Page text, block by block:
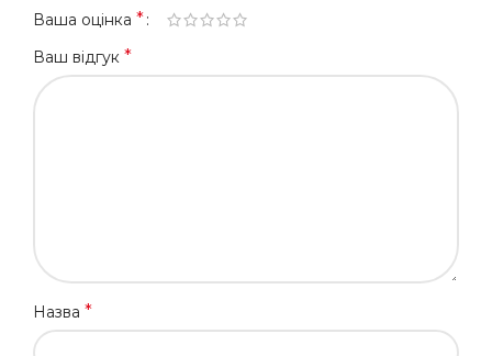
Ваша оцінка *
Ваш відгук *
Назва *